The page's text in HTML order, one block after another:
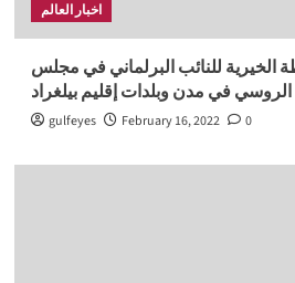
اخبار العالم
للنائب البرلماني في مجلس
الروسي في مدن وبلدات إقليم بيلغراد
gulfeyes February 16, 2022 0